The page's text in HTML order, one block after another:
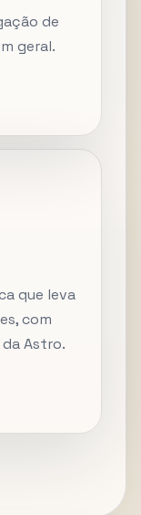
de
geral.
que leva
com
Astro.